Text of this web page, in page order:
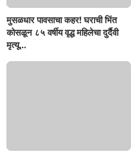
मुसळधार पावसाचा कहर! घराची भिंत
कोसळून ८५ वर्षीय वृद्ध महिलेचा दुर्दैवी
मृत्यू...